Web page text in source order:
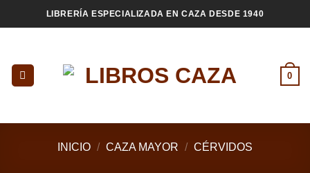
al
LIBRERÍA ESPECIALIZADA EN CAZA DESDE 1940
0
INICIO / CAZA MAYOR / CÉRVIDOS